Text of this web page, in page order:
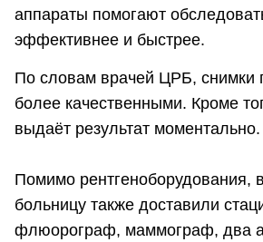
аппараты помогают
эффективнее и быстрее.
По словам врачей ЦРБ, снимки
более качественными. Кроме
выдаёт результат моментально.
Помимо рентгеноборудования,
больницу также доставили
флюорограф, маммограф, два